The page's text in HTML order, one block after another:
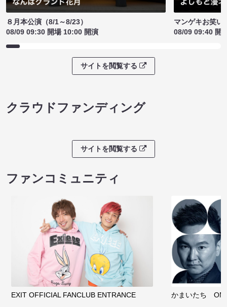
８月本公演（8/1～8/23）
08/09 09:30 開場 10:00 開演
マンゲキお笑い
08/09 09:40 開
サイトを閲覧する
クラウドファンディング
サイトを閲覧する
ファンコミュニティ
EXIT OFFICIAL FANCLUB ENTRANCE かまいたち